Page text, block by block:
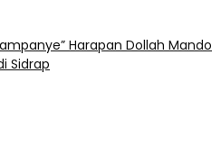
Harapan Dollah Mando
Sidrap